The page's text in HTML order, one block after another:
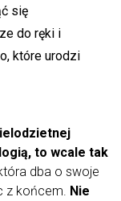
się
do ręki i
które urodzi
to wcale tak
dba o swoje
z końcem. Nie